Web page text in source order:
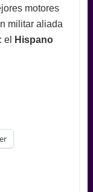
motores
militar aliada
el
Hispano